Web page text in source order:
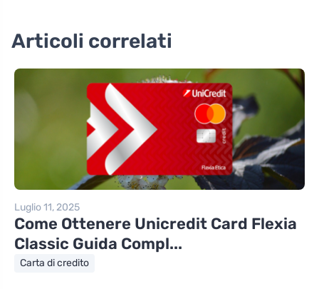
Articoli correlati
Luglio 11, 2025
Come Ottenere Unicredit Card Flexia
Classic Guida Compl...
Carta di credito